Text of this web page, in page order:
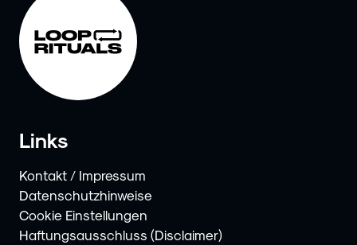
Links
Kontakt / Impressum
Datenschutzhinweise
Cookie Einstellungen
Haftungsausschluss (Disclaimer)